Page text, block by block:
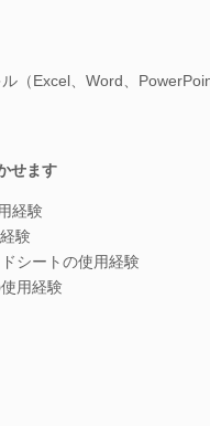
（Excel、Word、
せます
経験
験
シートの使用経験
用経験